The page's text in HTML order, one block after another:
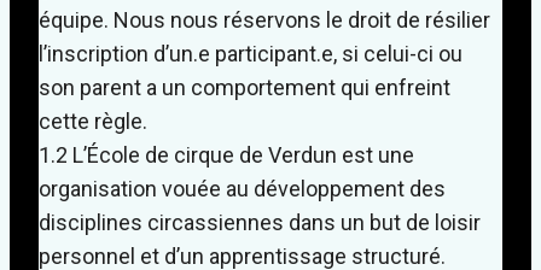
équipe. Nous nous réservons le droit de résilier
l’inscription d’un.e participant.e, si celui-ci ou
son parent a un comportement qui enfreint
cette règle.
1.2 L’École de cirque de Verdun est une
organisation vouée au développement des
disciplines circassiennes dans un but de loisir
personnel et d’un apprentissage structuré.